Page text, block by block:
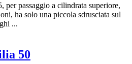
per passaggio a cilindrata superiore,
ha solo una piccola sdrusciata sul
...
50